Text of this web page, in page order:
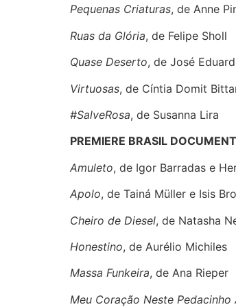
Pequenas Criaturas, de Anne
Ruas da Glória, de Felipe Sholl
Quase Deserto, de José
Virtuosas, de Cíntia Domit
#SalveRosa, de Susanna Lira
PREMIERE BRASIL
Amuleto, de Igor Barradas e
Apolo, de Tainá Müller e Isis
Cheiro de Diesel, de Natasha
Honestino, de Aurélio Michiles
Massa Funkeira, de Ana Rieper
Meu Coração Neste Pedacinho